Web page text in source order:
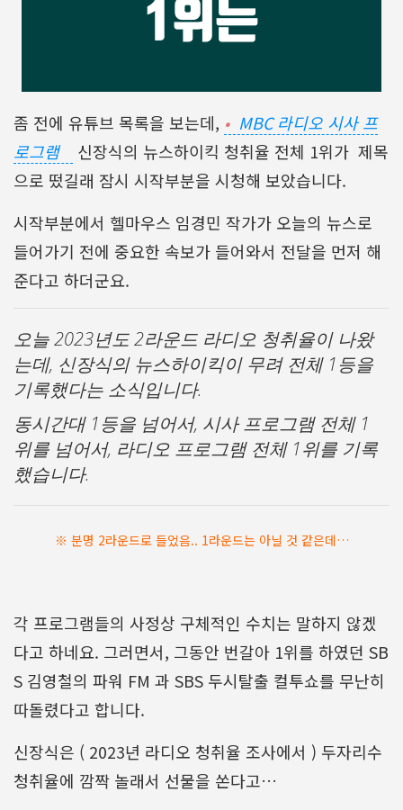
좀 전에 유튜브 목록을 보는데,
MBC 라디오 시사 프
로그램
신장식의 뉴스하이킥 청취율 전체 1위가 제목
으로 떴길래 잠시 시작부분을 시청해 보았습니다.
시작부분에서 헬마우스 임경민 작가가 오늘의 뉴스로
들어가기 전에 중요한 속보가 들어와서 전달을 먼저 해
준다고 하더군요.
오늘 2023년도 2라운드 라디오 청취율이 나왔
는데, 신장식의 뉴스하이킥이 무려 전체 1등을
기록했다는 소식입니다.
동시간대 1등을 넘어서, 시사 프로그램 전체 1
위를 넘어서, 라디오 프로그램 전체 1위를 기록
했습니다.
※ 분명 2라운드로 들었음.. 1라운드는 아닐 것 같은데…
각 프로그램들의 사정상 구체적인 수치는 말하지 않겠
다고 하네요. 그러면서, 그동안 번갈아 1위를 하였던 SB
S 김영철의 파워 FM 과 SBS 두시탈출 컬투쇼를 무난히
따돌렸다고 합니다.
신장식은 ( 2023년 라디오 청취율 조사에서 ) 두자리수
청취율에 깜짝 놀래서 선물을 쏜다고…